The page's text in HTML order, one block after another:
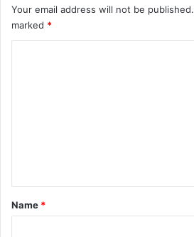
Your email address will not be published.
marked *
*
Name *